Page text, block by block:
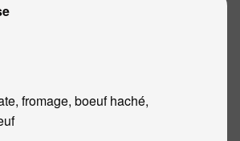
fromage, boeuf haché,